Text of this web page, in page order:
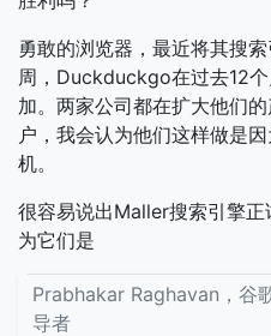
勇敢的浏览器，最近将其搜
周，Duckduckgo在过去12
加。两家公司都在扩大他们
户，我会认为他们这样做是
机。
很容易说出Maller搜索引擎
为它们是
Prabhakar Raghavan，谷
导者